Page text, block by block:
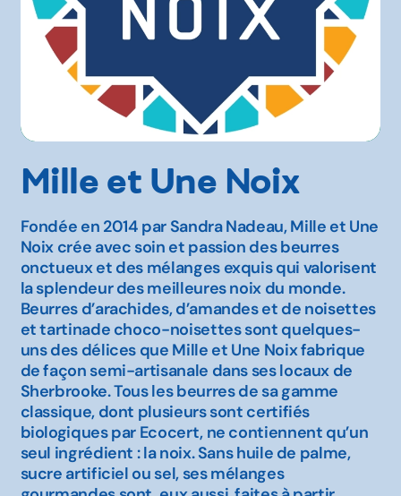
Mille et Une Noix
Fondée en 2014 par Sandra Nadeau, Mille et Une
Noix crée avec soin et passion des beurres
onctueux et des mélanges exquis qui valorisent
la splendeur des meilleures noix du monde.
Beurres d’arachides, d’amandes et de noisettes
et tartinade choco-noisettes sont quelques-
uns des délices que Mille et Une Noix fabrique
de façon semi-artisanale dans ses locaux de
Sherbrooke. Tous les beurres de sa gamme
classique, dont plusieurs sont certifiés
biologiques par Ecocert, ne contiennent qu’un
seul ingrédient : la noix. Sans huile de palme,
sucre artificiel ou sel, ses mélanges